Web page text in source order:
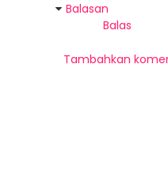
Balasan
Balas
Tambahkan